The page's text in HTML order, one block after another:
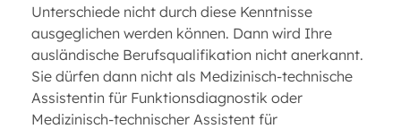
Unterschiede nicht durch diese Kenntnisse
ausgeglichen werden können. Dann wird Ihre
ausländische Berufsqualifikation nicht anerkannt.
Sie dürfen dann nicht als Medizinisch-technische
Assistentin für Funktionsdiagnostik oder
Medizinisch-technischer Assistent für